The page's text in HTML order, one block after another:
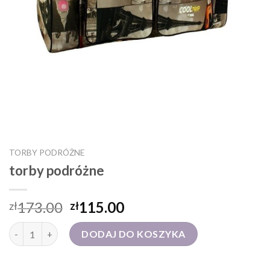
TORBY PODRÓŻNE
torby podróżne
zł173.00 zł115.00
ilość torby podróżneDODAJ DO KOSZYKA